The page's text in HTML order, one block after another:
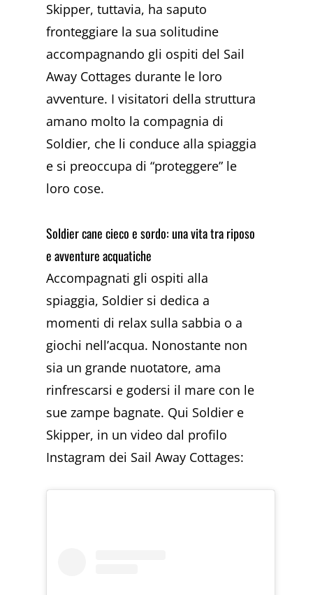
Skipper, tuttavia, ha saputo
fronteggiare la sua solitudine
accompagnando gli ospiti del Sail
Away Cottages durante le loro
avventure. I visitatori della struttura
amano molto la compagnia di
Soldier, che li conduce alla spiaggia
e si preoccupa di “proteggere” le
loro cose.
Soldier cane cieco e sordo: una vita tra riposo
e avventure acquatiche
Accompagnati gli ospiti alla
spiaggia, Soldier si dedica a
momenti di relax sulla sabbia o a
giochi nell’acqua. Nonostante non
sia un grande nuotatore, ama
rinfrescarsi e godersi il mare con le
sue zampe bagnate. Qui Soldier e
Skipper, in un video dal profilo
Instagram dei Sail Away Cottages: